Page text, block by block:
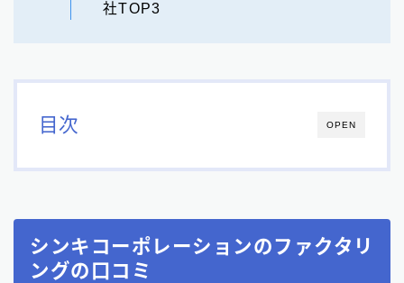
社TOP3
OPEN
目次
シンキコーポレーションのファクタリ
ングの口コミ